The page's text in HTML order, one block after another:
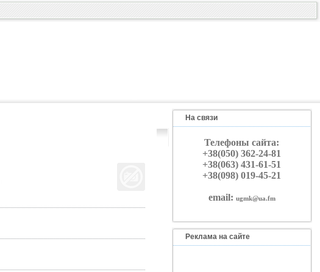
На связи
Телефоны сайта:
+38(050) 362-24-81
+38(063) 431-61-51
+38(098) 019-45-21
email: ugmk@ua.fm
Реклама на сайте